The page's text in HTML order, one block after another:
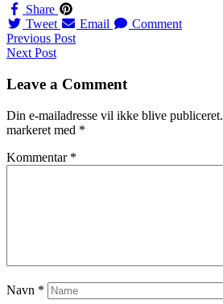
Share
Tweet
Email Comment
Navigation
til
indlæg
Previous Post
Next Post
Leave a Comment
Din e-mailadresse vil ikke blive publiceret.
markeret med *
Kommentar *
Navn *